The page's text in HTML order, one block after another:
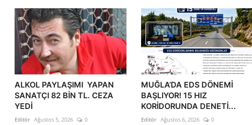
ALKOL PAYLAŞIMI YAPAN
SANATÇI 82 BİN TL. CEZA
YEDİ
Editör Ağustos 5, 2026 0
MUĞLA’DA EDS DÖNEMİ
BAŞLIYOR! 15 HIZ
KORİDORUNDA DENETİ...
Editör Ağustos 6, 2026 0